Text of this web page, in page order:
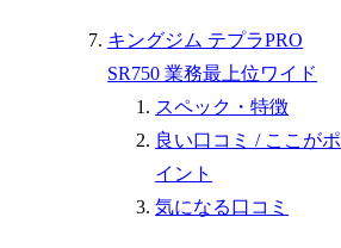
キングジム テプラPRO
SR750 業務最上位ワイド
スペック・特徴
良い口コミ / ここがポ
イント
気になる口コミ